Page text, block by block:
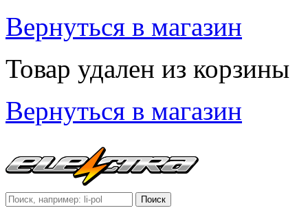
Вернуться в магазин
Товар удален из корзины
Вернуться в магазин